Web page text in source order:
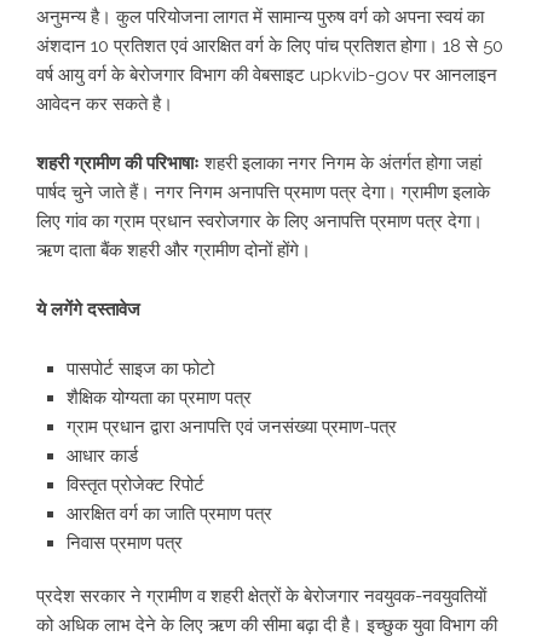
अनुमन्य है। कुल परियोजना लागत में सामान्य पुरुष वर्ग को अपना स्वयं का
अंशदान 10 प्रतिशत एवं आरक्षित वर्ग के लिए पांच प्रतिशत होगा। 18 से 50
वर्ष आयु वर्ग के बेरोजगार विभाग की वेबसाइट upkvib-gov पर आनलाइन
आवेदन कर सकते है।
शहरी ग्रामीण की परिभाषाःशहरी इलाका नगर निगम के अंतर्गत होगा जहां
पार्षद चुने जाते हैं। नगर निगम अनापत्ति प्रमाण पत्र देगा। ग्रामीण इलाके
लिए गांव का ग्राम प्रधान स्वरोजगार के लिए अनापत्ति प्रमाण पत्र देगा।
ऋण दाता बैंक शहरी और ग्रामीण दोनों होंगे।
ये लगेंगे दस्तावेज
पासपोर्ट साइज का फोटो
शैक्षिक योग्यता का प्रमाण पत्र
ग्राम प्रधान द्वारा अनापत्ति एवं जनसंख्या प्रमाण-पत्र
आधार कार्ड
विस्तृत प्रोजेक्ट रिपोर्ट
आरक्षित वर्ग का जाति प्रमाण पत्र
निवास प्रमाण पत्र
प्रदेश सरकार ने ग्रामीण व शहरी क्षेत्रों के बेरोजगार नवयुवक-नवयुवतियाें
को अधिक लाभ देने के लिए ऋण की सीमा बढ़ा दी है। इच्छुक युवा विभाग की